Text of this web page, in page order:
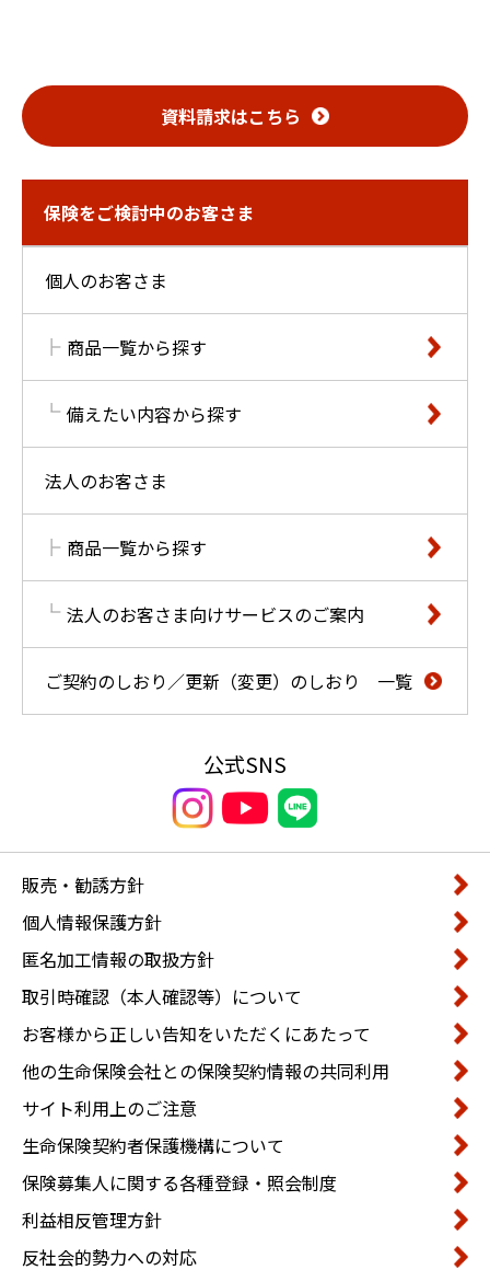
資料請求はこちら
保険をご検討中のお客さま
個人のお客さま
商品一覧から探す
備えたい内容から探す
法人のお客さま
商品一覧から探す
法人のお客さま向けサービスのご案内
ご契約のしおり／更新（変更）のしおり 一覧
公式SNS
販売・勧誘方針
個人情報保護方針
匿名加工情報の取扱方針
取引時確認（本人確認等）について
お客様から正しい告知をいただくにあたって
他の生命保険会社との保険契約情報の共同利用
サイト利用上のご注意
生命保険契約者保護機構について
保険募集人に関する各種登録・照会制度
利益相反管理方針
反社会的勢力への対応